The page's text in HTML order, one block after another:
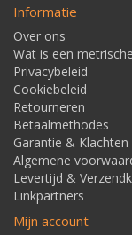
Informatie
Over ons
Wat is een
Privacybeleid
Cookiebeleid
Retourneren
Betaalmethodes
Garantie & Klachten
Algemene
Levertijd &
Linkpartners
Mijn account